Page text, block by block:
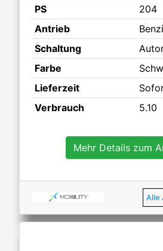
PS
204
Antrieb
Schaltung
Farbe
Lieferzeit
Verbrauch
5.10
Mehr Details zum
Alle